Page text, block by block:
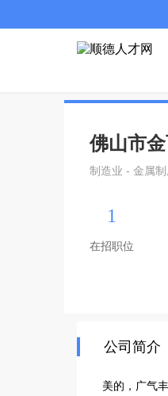
佛山市
制造业 - 金属制
1
在招职位
公司简介
美的，广气